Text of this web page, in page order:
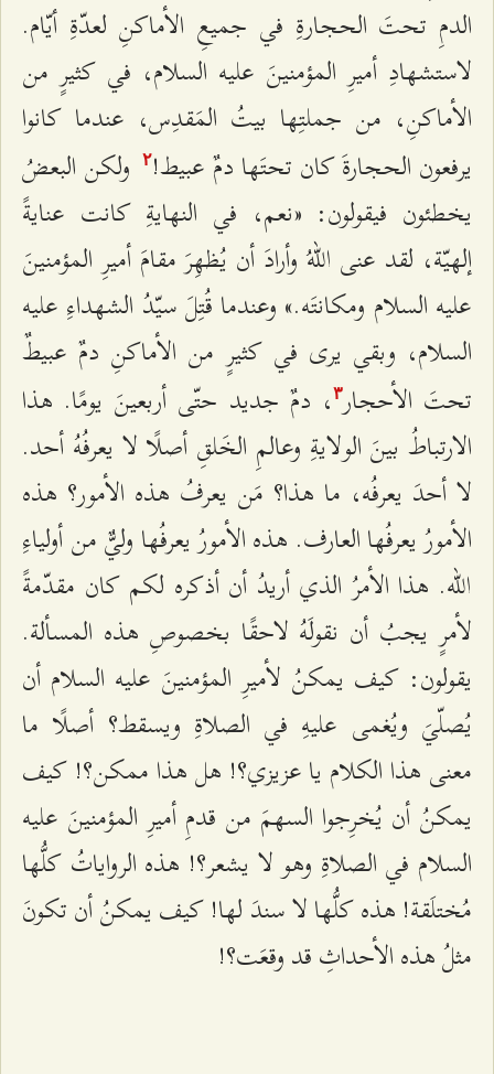
الدمِ تحتَ الحجارةِ في جميعِ الأماكنِ لعدّةِ أيّام.
لاستشهادِ أميرِ المؤمنينَ عليه السلام، في كثيرٍ من
الأماكنِ، من جملتِها بيتُ المَقدِس، عندما كانوا
يرفعون الحجارةَ كان تحتَها دمٌ عبيط!٢
ولكن البعضُ
يخطئون فيقولون: «نعم، في النهايةِ كانت عنايةً
إلهيّة، لقد عنى اللهُ وأرادَ أن يُظهِرَ مقامَ أميرِ المؤمنينَ
عليه السلام ومكانتَه.» وعندما قُتِلَ سيّدُ الشهداءِ عليه
السلام، وبقي يرى في كثيرٍ من الأماكنِ دمٌ عبيطٌ
تحتَ الأحجار٣، دمٌ جديد حتّى أربعينَ يومًا. هذا
الارتباطُ بينَ الولايةِ وعالمِ الخَلقِ أصلًا لا يعرفُهُ أحد.
لا أحدَ يعرفُه، ما هذا؟ مَن يعرفُ هذه الأمور؟ هذه
الأمورُ يعرفُها العارف. هذه الأمورُ يعرفُها وليٌّ من أولياءِ
الله. هذا الأمرُ الذي أريدُ أن أذكره لكم كان مقدّمةً
لأمرٍ يجبُ أن نقولَهُ لاحقًا بخصوصِ هذه المسألة.
يقولون: كيف يمكنُ لأميرِ المؤمنينَ عليه السلام أن
يُصلّيَ ويُغمى عليهِ في الصلاةِ ويسقط؟ أصلًا ما
معنى هذا الكلام يا عزيزي؟! هل هذا ممكن؟! كيف
يمكنُ أن يُخرِجوا السهمَ من قدمِ أميرِ المؤمنينَ عليه
السلام في الصلاةِ وهو لا يشعر؟! هذه الرواياتُ كلُّها
مُختلَقة! هذه كلُّها لا سندَ لها! كيف يمكنُ أن تكونَ
مثلُ هذه الأحداثِ قد وقعَت؟!